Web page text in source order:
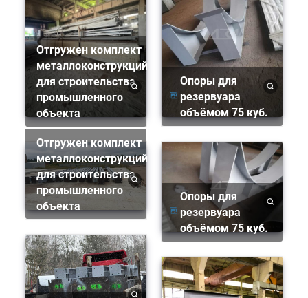
Отгружен комплект
металлоконструкций
для строительства
промышленного
объекта
Отгружен комплект
металлоконструкций
для строительства
промышленного
объекта
Опоры для
резервуара
объёмом 75 куб.
Опоры для
резервуара
объёмом 75 куб.